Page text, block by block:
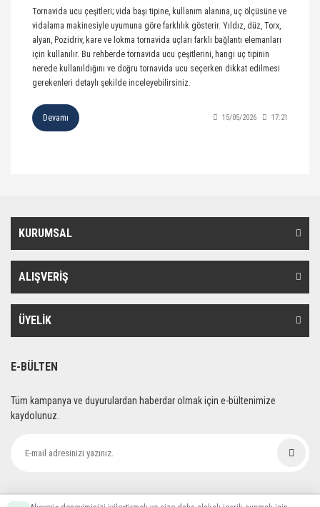
Tornavida ucu çeşitleri; vida başı tipine, kullanım alanına, uç ölçüsüne ve
vidalama makinesiyle uyumuna göre farklılık gösterir. Yıldız, düz, Torx,
alyan, Pozidriv, kare ve lokma tornavida uçları farklı bağlantı elemanları
için kullanılır. Bu rehberde tornavida ucu çeşitlerini, hangi uç tipinin
nerede kullanıldığını ve doğru tornavida ucu seçerken dikkat edilmesi
gerekenleri detaylı şekilde inceleyebilirsiniz.
Devamı 15/05/2026 17:21
KURUMSAL
ALIŞVERİŞ
ÜYELİK
E-BÜLTEN
Tüm kampanya ve duyurulardan haberdar olmak için e-bültenimize
kaydolunuz.